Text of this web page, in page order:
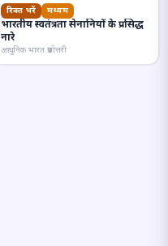
रिक्त भरें मध्यम
भारतीय स्वतंत्रता सेनानियों के प्रसिद्ध
नारे
आधुनिक भारत प्रश्नोत्तरी